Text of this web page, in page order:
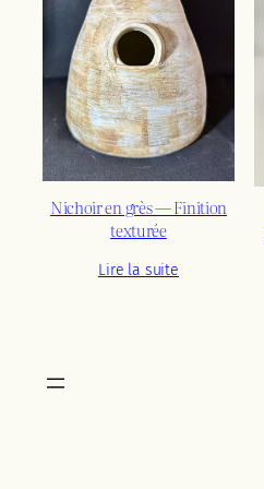
ancien
Nichoir en grès — Finition
texturée
Lire la suite